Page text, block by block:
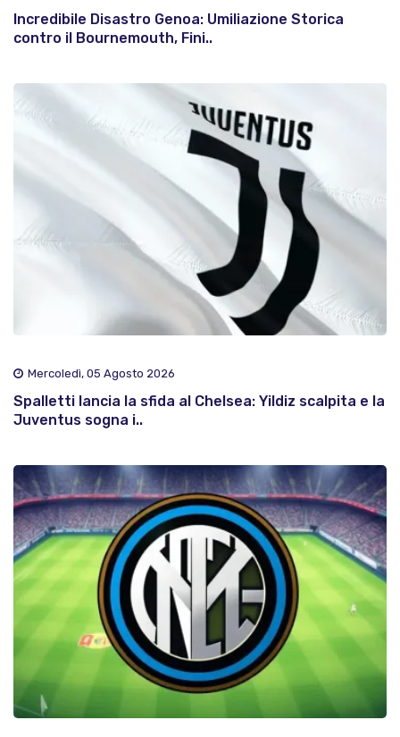
Incredibile Disastro Genoa: Umiliazione Storica
contro il Bournemouth, Fini..
Mercoledì, 05 Agosto 2026
Spalletti lancia la sfida al Chelsea: Yildiz scalpita e la
Juventus sogna i..